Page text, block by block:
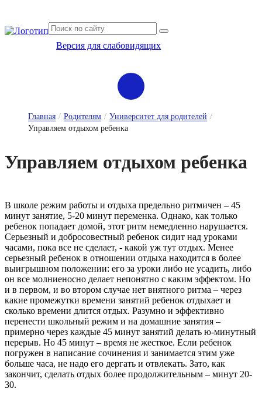
Версия для слабовидящих
Главная / Родителям / Университет для родителей /
Управляем отдыхом ребенка
Уп­равля­ем от­ды­хом ре­бен­ка
В школе режим работы и отдыха предельно ритмичен – 45
минут занятие, 5-20 минут переменка. Однако, как только
ребенок попадает домой, этот ритм немедленно нарушается.
Серьезный и добросовестный ребенок сидит над уроками
часами, пока все не сделает, - какой уж тут отдых. Менее
серьезный ребенок в отношении отдыха находится в более
выигрышном положении: его за уроки либо не усадить, либо
он все молниеносно делает непонятно с каким эффектом. Но
и в первом, и во втором случае нет внятного ритма – через
какие промежутки времени занятий ребенок отдыхает и
сколько времени длится отдых. Разумно и эффективно
перенести школьный режим и на домашние занятия –
примерно через каждые 45 минут занятий делать ю-минутный
перерыв. Но 45 минут – время не жесткое. Если ребенок
погружен в написание сочинения и занимается этим уже
больше часа, не надо его дергать и отвлекать. Зато, как
закончит, сделать отдых более продолжительным – минут 20-
30.